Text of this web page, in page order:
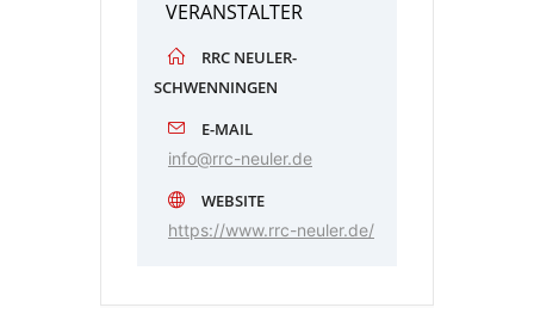
VERANSTALTER
RRC NEULER-
SCHWENNINGEN
E-MAIL
info@rrc-neuler.de
WEBSITE
https://www.rrc-neuler.de/